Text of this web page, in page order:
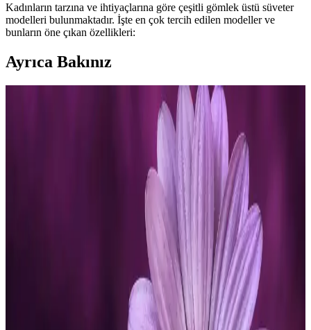
Kadınların tarzına ve ihtiyaçlarına göre çeşitli gömlek üstü süveter
modelleri bulunmaktadır. İşte en çok tercih edilen modeller ve
bunların öne çıkan özellikleri:
Ayrıca Bakınız
Kadın Giyiminde Vücut Tipine Göre Stil,
Fonksiyonellik ve Günlük Moda Önerileri
Kadın modasında vücut tipine göre doğru kıyafet seçimi, stil ve
fonksiyonelliği bir araya getirir. Slim fit gömleklerden armut vücut
tipi elbise önerilerine, günlük saat seçiminden profesyonel iş
kıyafetlerine kadar kapsamlı bilgiler sunar.
Shade Çiçek Desenli Viskon Elbise: Şıklık ve
Konforun Uyumuyla Günlük ve Özel Kullanım
Shade markasının çiçek desenli viskon elbisesi, hafif ve nefes
alabilir yapısıyla yaz aylarında şıklık ve konfor sunar, uygun fiyatlı
ve trend bir tercih olarak öne çıkar.
Kadın Taytları Karşılaştırması: Domoda Yüksek Bel
ve UP&FIT Push Up Tayt Özellikleri